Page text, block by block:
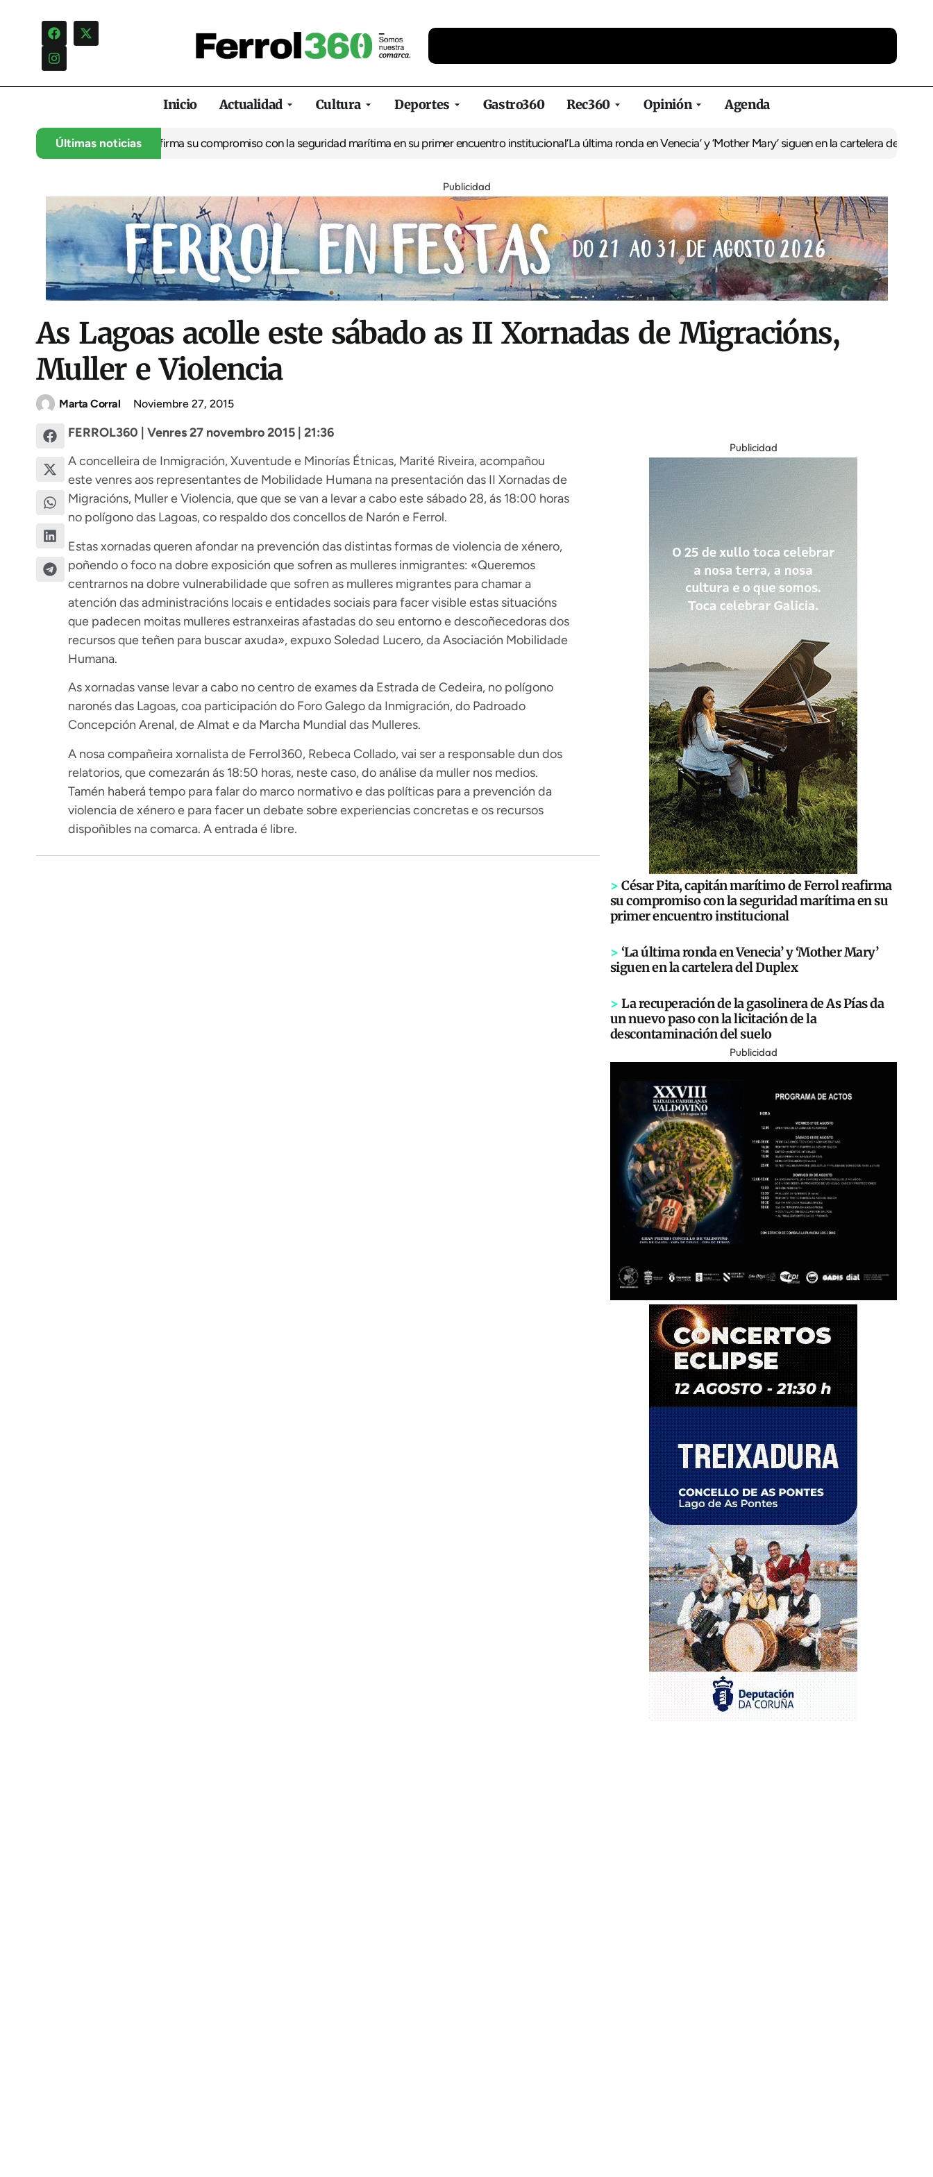
Inicio Actualidad Cultura Deportes Gastro360 Rec360 Opinión Agenda
Últimas noticias
marítimo de Ferrol reafirma su compromiso con la seguridad marítima en su primer encuentro institucional‘La última ronda en Venecia’ y ‘Mother Mary’ siguen en la cartelera del Duplex
Publicidad
As Lagoas acolle este sábado as II Xornadas de Migracións,
Muller e Violencia
Marta Corral Noviembre 27, 2015
FERROL360 | Venres 27 novembro 2015 | 21:36
A concelleira de Inmigración, Xuventude e Minorías Étnicas, Marité Riveira, acompañou
este venres aos representantes de Mobilidade Humana na presentación das II Xornadas de
Migracións, Muller e Violencia, que que se van a levar a cabo este sábado 28, ás 18:00 horas
no polígono das Lagoas, co respaldo dos concellos de Narón e Ferrol.
Estas xornadas queren afondar na prevención das distintas formas de violencia de xénero,
poñendo o foco na dobre exposición que sofren as mulleres inmigrantes: «Queremos
centrarnos na dobre vulnerabilidade que sofren as mulleres migrantes para chamar a
atención das administracións locais e entidades sociais para facer visible estas situacións
que padecen moitas mulleres estranxeiras afastadas do seu entorno e descoñecedoras dos
recursos que teñen para buscar axuda», expuxo Soledad Lucero, da Asociación Mobilidade
Humana.
As xornadas vanse levar a cabo no centro de exames da Estrada de Cedeira, no polígono
naronés das Lagoas, coa participación do Foro Galego da Inmigración, do Padroado
Concepción Arenal, de Almat e da Marcha Mundial das Mulleres.
A nosa compañeira xornalista de Ferrol360, Rebeca Collado, vai ser a responsable dun dos
relatorios, que comezarán ás 18:50 horas, neste caso, do análise da muller nos medios.
Tamén haberá tempo para falar do marco normativo e das políticas para a prevención da
violencia de xénero e para facer un debate sobre experiencias concretas e os recursos
dispoñibles na comarca. A entrada é libre.
Publicidad
> César Pita, capitán marítimo de Ferrol reafirma
su compromiso con la seguridad marítima en su
primer encuentro institucional
> ‘La última ronda en Venecia’ y ‘Mother Mary’
siguen en la cartelera del Duplex
> La recuperación de la gasolinera de As Pías da
un nuevo paso con la licitación de la
descontaminación del suelo
Publicidad